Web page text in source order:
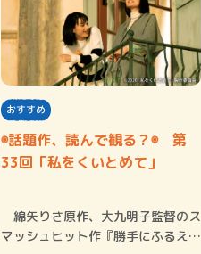
おすすめ
◉話題作、読んで観る？◉ 第
33回「私をくいとめて」
綿矢りさ原作、大九明子監督のス
マッシュヒット作『勝手にふるえて